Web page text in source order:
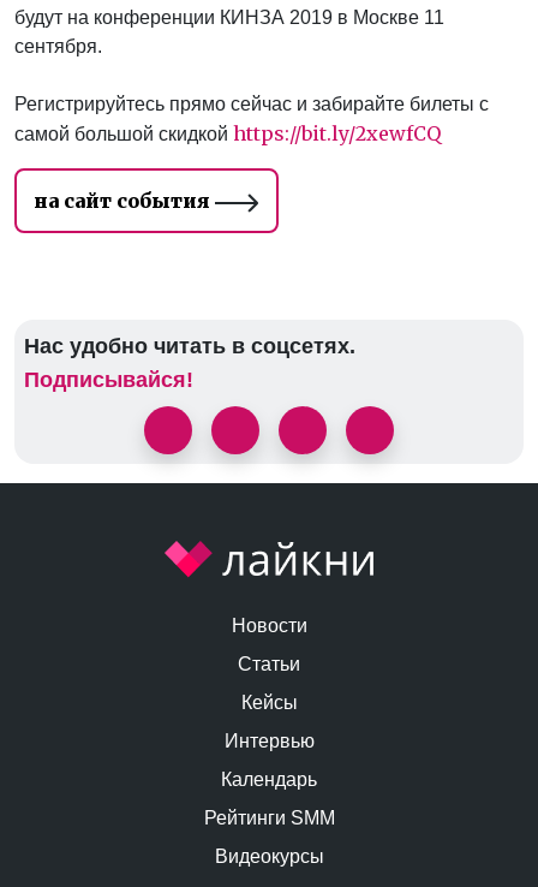
будут на конференции КИНЗА 2019 в Москве 11
сентября.
Регистрируйтесь прямо сейчас и забирайте билеты с
самой большой скидкой https://bit.ly/2xewfCQ
на сайт события
Нас удобно читать в соцсетях.
Подписывайся!
Новости
Статьи
Кейсы
Интервью
Календарь
Рейтинги SMM
Видеокурсы